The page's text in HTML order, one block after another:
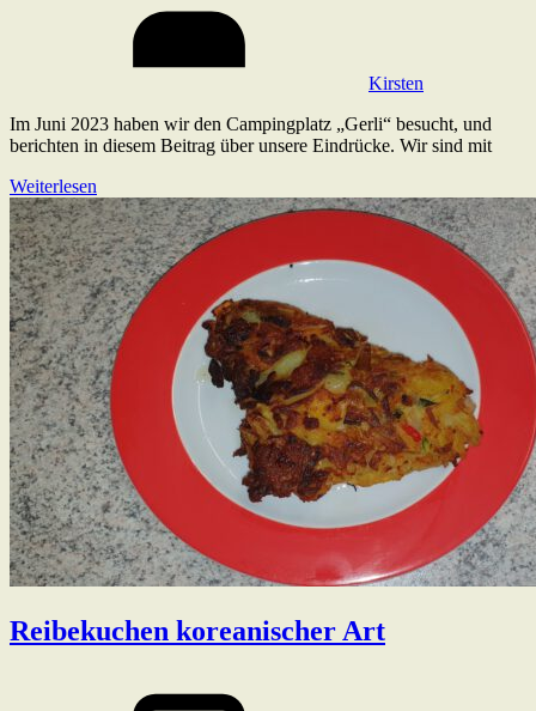
Kirsten
Im Juni 2023 haben wir den Campingplatz „Gerli“ besucht, und
berichten in diesem Beitrag über unsere Eindrücke. Wir sind mit
Weiterlesen
Reibekuchen koreanischer Art